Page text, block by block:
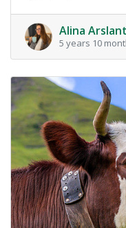
Alina
5 years 10